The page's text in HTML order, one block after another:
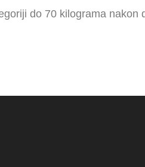
do 70 kilograma nakon